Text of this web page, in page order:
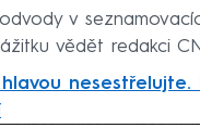
v
vědět redakci